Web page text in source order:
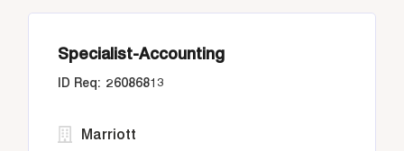
Specialist-Accounting
26086813
Marriott